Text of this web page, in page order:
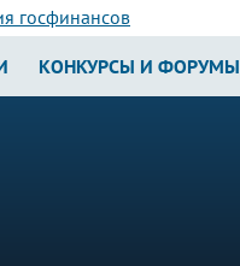
госфинансов
КОНКУРСЫ И ФОРУМЫ